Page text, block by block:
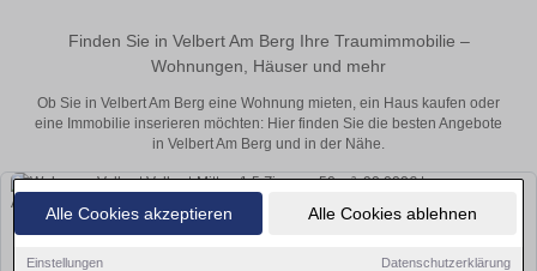
Alle Cookies akzeptieren Alle Cookies ablehnen
Einstellungen Datenschutzerklärung
Finden Sie in Velbert Am Berg Ihre Traumimmobilie –
Wohnungen, Häuser und mehr
Ob Sie in Velbert Am Berg eine Wohnung mieten, ein Haus kaufen oder
eine Immobilie inserieren möchten: Hier finden Sie die besten Angebote
in Velbert Am Berg und in der Nähe.